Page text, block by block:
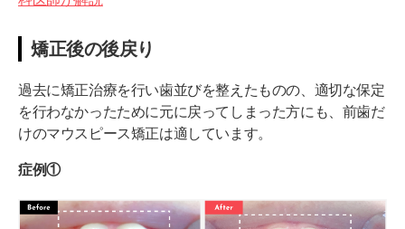
矯正後の後戻り
過去に矯正治療を行い歯並びを整えたものの、適切な保定
を行わなかったために元に戻ってしまった方にも、前歯だ
けのマウスピース矯正は適しています。
症例①